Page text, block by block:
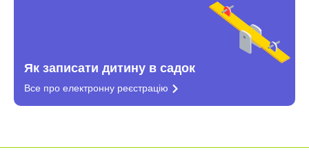
Як записати дитину в садок
Все про електронну реєстрацію